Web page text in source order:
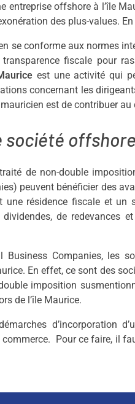
entreprise offshore à l’île
des plus-values.
se conforme aux normes
fiscale pour
est une activité qui
concernant les
est de contribuer
société
de non-double
peuvent bénéficier des
une résidence fiscale et un
de redevances
Business Companies, les
En effet, ce sont des
imposition
de l’île Maurice.
d’incorporation
Pour ce faire, il